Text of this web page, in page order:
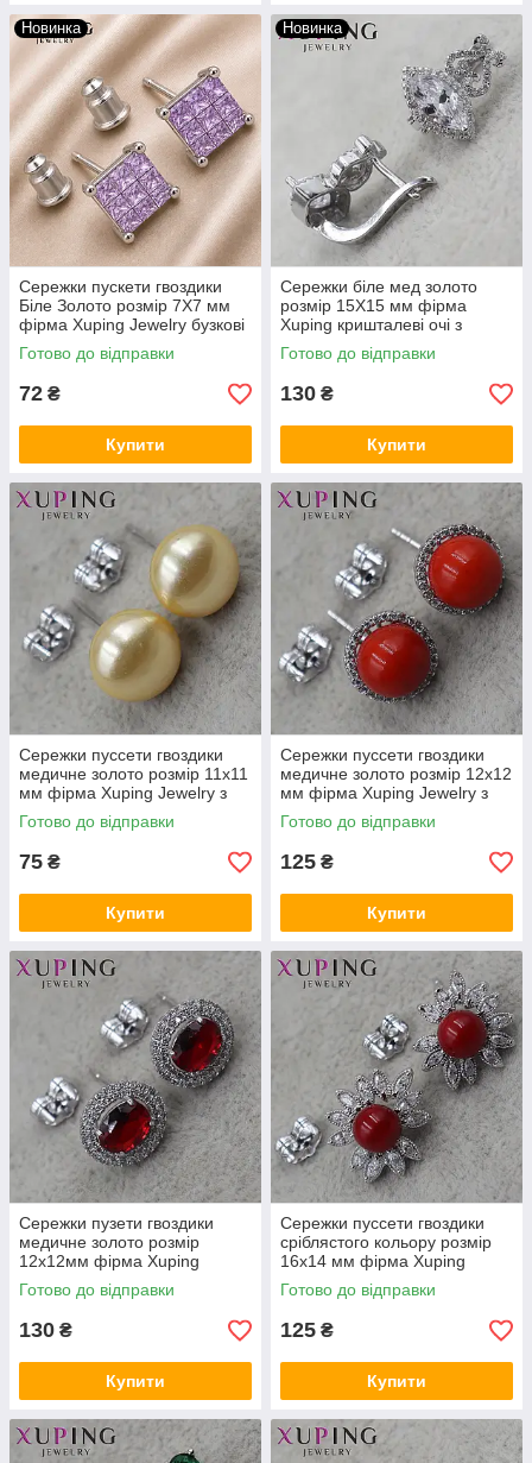
Новинка
Сережки пускети гвоздики
Біле Золото розмір 7Х7 мм
фірма Xuping Jewelry бузкові
квадратики на сріблясті
Готово до відправки
72 ₴
Купити
Новинка
Сережки біле мед золото
розмір 15Х15 мм фірма
Xuping кришталеві очі з
візерунками Англійський
замок
Готово до відправки
130 ₴
Купити
Сережки пуссети гвоздики
медичне золото розмір 11х11
мм фірма Xuping Jewelry з
жовтими намистинами
Готово до відправки
75 ₴
Купити
Сережки пуссети гвоздики
медичне золото розмір 12х12
мм фірма Xuping Jewelry з
червоними намистинами та
стразами
Готово до відправки
125 ₴
Купити
Сережки пузети гвоздики
медичне золото розмір
12х12мм фірма Xuping
Jewelry з білими та
червоними кристалами
Готово до відправки
130 ₴
Купити
Сережки пуссети гвоздики
сріблястого кольору розмір
16х14 мм фірма Xuping
Jewelry з червоними
намистинами та стразами
Готово до відправки
125 ₴
Купити